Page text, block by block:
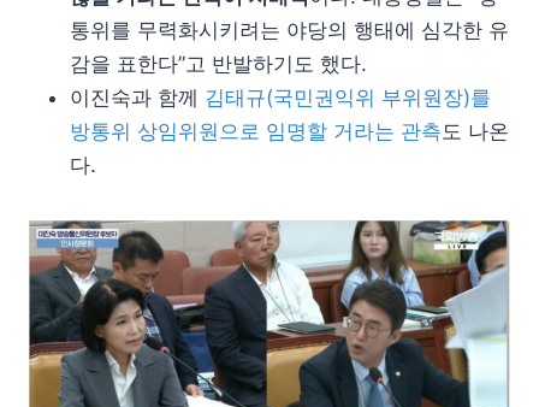
통위를 무력화시키려는 야당의 행태에 심각한 유
감을 표한다”고 반발하기도 했다.
이진숙과 함께 김태규(국민권익위 부위원장)를
방통위 상임위원으로 임명할 거라는 관측도 나온
다.